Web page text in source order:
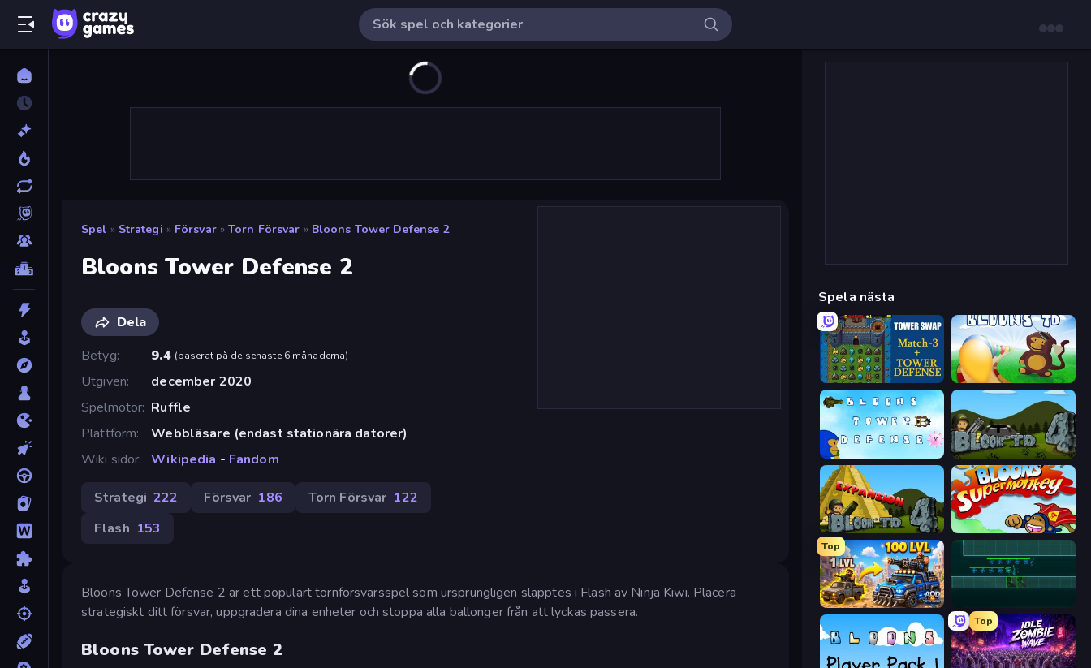
Spel » Strategi » Försvar » Torn Försvar » Bloons Tower Defense 2
Bloons Tower Defense 2
Dela
Betyg
9.4 (baserat på de senaste 6 månaderna)
Utgiven
december 2020
Spelmotor Ruffle
Plattform
Webbläsare (endast stationära datorer)
Wiki sidor
Wikipedia - Fandom
Strategi 222 Försvar 186 Torn Försvar 122
Flash 153
Bloons Tower Defense 2 är ett populärt tornförsvarsspel som ursprungligen släpptes i Flash av Ninja Kiwi. Placera
strategiskt ditt försvar, uppgradera dina enheter och stoppa alla ballonger från att lyckas passera.
Bloons Tower Defense 2
Spela nästa
Tower Swap Bloons Tower Defense
Bloons Tower Defense 4
Bloons Tower Defense 4 Expansion Bloons Super Monkey
Top
AOD - Art Of Defense
Top